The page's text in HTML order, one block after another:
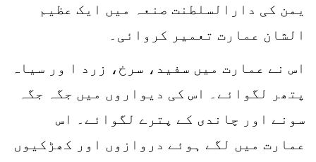
یمن کی دارالسلطنت صنعہ میں ایک عظیم
الشان عمارت تعمیر کروائی۔
اس نے عمارت میں سفید، سرخ، زرد ا ور سیاہ
پتھر لگوائے۔ اس کی دیواروں میں جگہ جگہ
سونے اور چاندی کے پترے لگوائے۔ اس
عمارت میں لگے ہوئے دروازوں اور کھڑکیوں